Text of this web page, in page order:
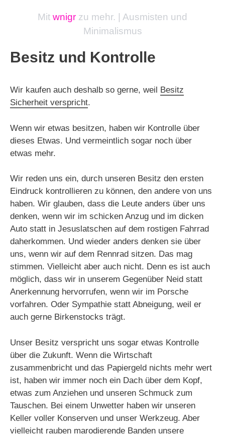
Mit wnigr zu mehr. | Ausmisten und
Minimalismus
Besitz und Kontrolle
Wir kaufen auch deshalb so gerne, weil Besitz
Sicherheit verspricht.
Wenn wir etwas besitzen, haben wir Kontrolle über
dieses Etwas. Und vermeintlich sogar noch über
etwas mehr.
Wir reden uns ein, durch unseren Besitz den ersten
Eindruck kontrollieren zu können, den andere von uns
haben. Wir glauben, dass die Leute anders über uns
denken, wenn wir im schicken Anzug und im dicken
Auto statt in Jesuslatschen auf dem rostigen Fahrrad
daherkommen. Und wieder anders denken sie über
uns, wenn wir auf dem Rennrad sitzen. Das mag
stimmen. Vielleicht aber auch nicht. Denn es ist auch
möglich, dass wir in unserem Gegenüber Neid statt
Anerkennung hervorrufen, wenn wir im Porsche
vorfahren. Oder Sympathie statt Abneigung, weil er
auch gerne Birkenstocks trägt.
Unser Besitz verspricht uns sogar etwas Kontrolle
über die Zukunft. Wenn die Wirtschaft
zusammenbricht und das Papiergeld nichts mehr wert
ist, haben wir immer noch ein Dach über dem Kopf,
etwas zum Anziehen und unseren Schmuck zum
Tauschen. Bei einem Unwetter haben wir unseren
Keller voller Konserven und unser Werkzeug. Aber
vielleicht rauben marodierende Banden unsere